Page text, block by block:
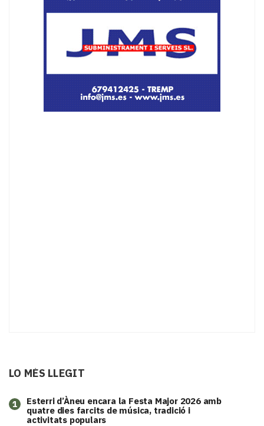
LO MÉS LLEGIT
1
Esterri d’Àneu encara la Festa Major 2026 amb
quatre dies farcits de música, tradició i
activitats populars